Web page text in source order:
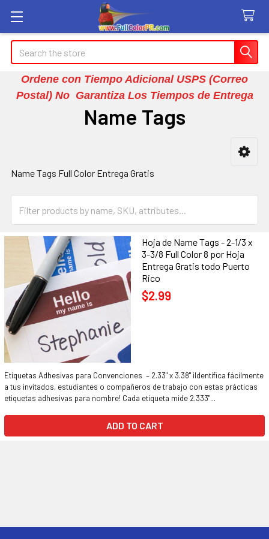
Search
Ordene con Tiempo Adicional USPS (Correo
Postal) No Garantiza Los Tiempos de Entrega
Name Tags
Sidebar
Name Tags Full Color Entrega Gratis
Hoja de Name Tags - 2-1/3 x
3-3/8 Full Color 8 por Hoja
Entrega Gratis todo Puerto
Rico
$2.99
Etiquetas Adhesivas para Convenciones – 2.33" x 3.38" ¡Identifica fácilmente
a tus invitados, estudiantes o compañeros de trabajo con estas prácticas
etiquetas adhesivas para nombre! Cada etiqueta mide 2.333"...
ADD TO CART